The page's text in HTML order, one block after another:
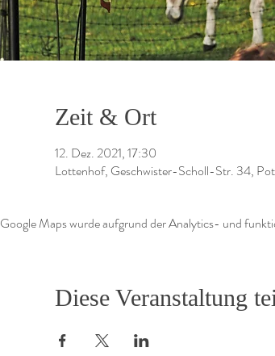
Zeit & Ort
12. Dez. 2021, 17:30
Lottenhof, Geschwister-Scholl-Str. 34,
Google Maps wurde aufgrund der Analytics- und
Diese Veranstaltung